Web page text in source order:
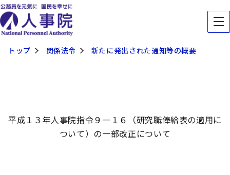
トップ 関係法令 新たに発出された通知等の概要
平成１３年人事院指令９―１６（研究職俸給表の適用に
ついて）の一部改正について